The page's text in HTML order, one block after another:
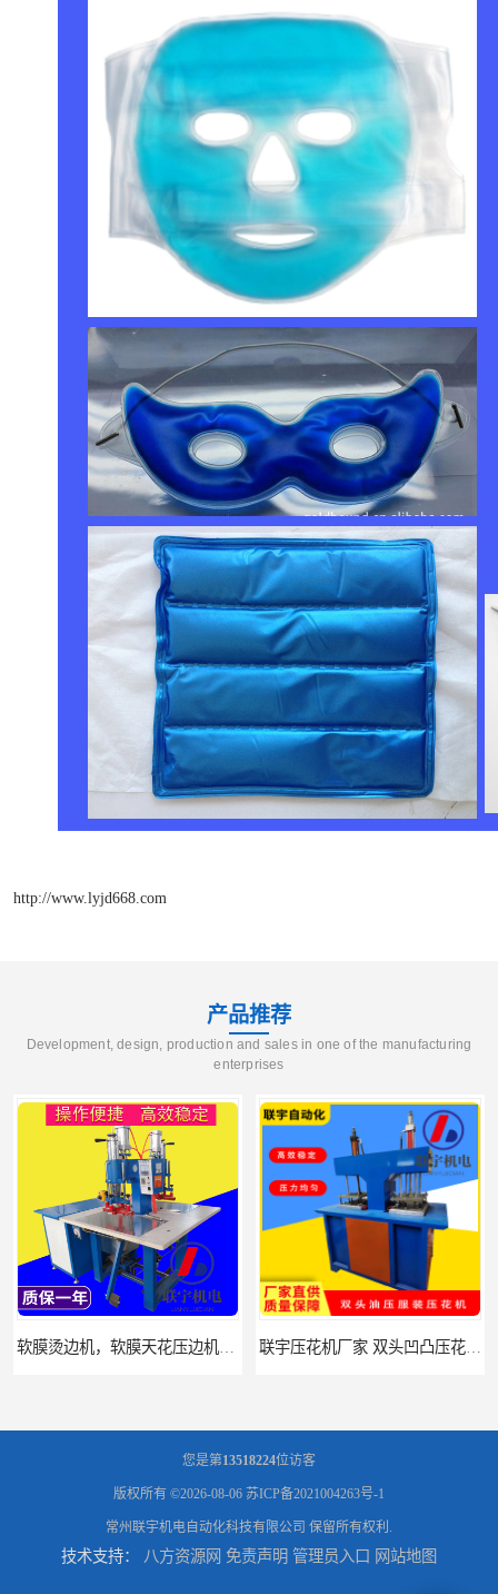
http://www.lyjd668.com
产品推荐
Development, design, production and sales in one of the manufacturing
enterprises
您是第13518224位访客
版权所有 ©2026-08-06 苏ICP备2021004263号-1
常州联宇机电自动化科技有限公司 保留所有权利.
技术支持： 八方资源网 免责声明 管理员入口 网站地图